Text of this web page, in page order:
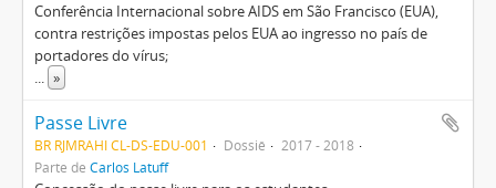
Conferência Internacional sobre AIDS em São Francisco (EUA),
contra restrições impostas pelos EUA ao ingresso no país de
portadores do vírus;
... »
Passe Livre
BR RJMRAHI CL-DS-EDU-001 Dossiê
2017 - 2018
Parte de Carlos Latuff